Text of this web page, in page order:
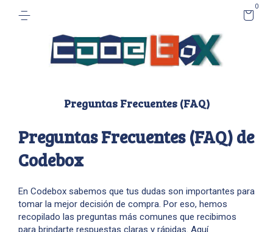
0
Preguntas Frecuentes (FAQ)
Preguntas Frecuentes (FAQ) de
Codebox
En Codebox sabemos que tus dudas son importantes para
tomar la mejor decisión de compra. Por eso, hemos
recopilado las preguntas más comunes que recibimos
para brindarte respuestas claras y rápidas. Aquí